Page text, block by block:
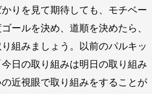
りを見て期待しても、モチベー
ールを決め、道順を決めたら、
組みましょう。以前のパルキッ
日の取り組みは明日の取り組み
近視眼で取り組みをすることが